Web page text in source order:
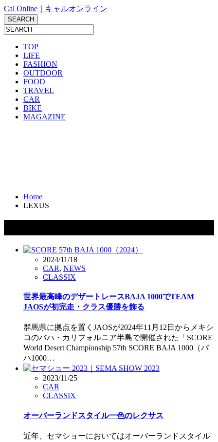
Cal Online｜キャルオンライン
TOP
LIFE
FASHION
OUTDOOR
FOOD
TRAVEL
CAR
BIKE
MAGAZINE
Home
LEXUS
2024/11/18
CAR, NEWS
CLASSIX
世界最高峰のデザートレースBAJA 1000でTEAM
JAOSが初完走・クラス優勝を飾る
群馬県に拠点を置くJAOSが2024年11月12日からメキシ
コのバハ・カリフォルニア半島で開催された「SCORE
World Desert Championship 57th SCORE BAJA 1000（バ
ハ1000…
2023/11/25
CAR
CLASSIX
オーバーランドスタイル一色のレクサス
近年、セマショーにおいてはオーバーランドスタイル